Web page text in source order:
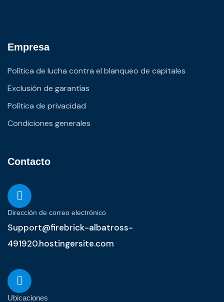
Empresa
Política de lucha contra el blanqueo de capitales
Exclusión de garantías
Política de privacidad
Condiciones generales
Contacto
Dirección de correo electrónico
Support@firebrick-albatross-
491920.hostingersite.com
Ubicaciones